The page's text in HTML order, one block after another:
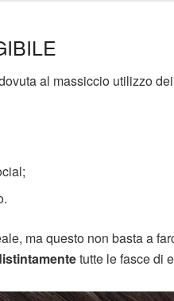
al massiccio utilizzo
ma questo non basta a
tutte le fasce di